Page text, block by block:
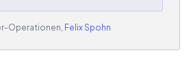
Operationen, Felix Spohn